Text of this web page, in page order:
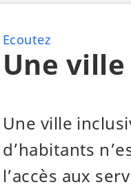
Ecoutez
Une
Une ville
d’habitants
l’accès aux